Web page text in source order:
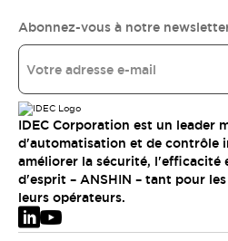
Abonnez-vous à notre
IDEC Corporation est un leader
d'automatisation et de contrôle
améliorer la sécurité, l'efficacité
d'esprit – ANSHIN – tant pour
leurs opérateurs.